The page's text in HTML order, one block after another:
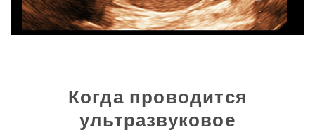
Когда проводится
ультразвуковое